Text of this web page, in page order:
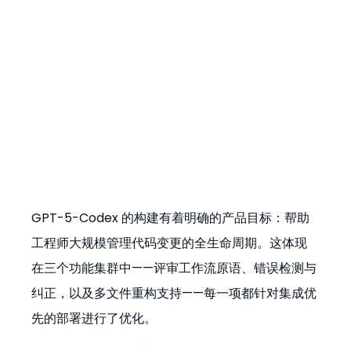
GPT-5-Codex 的构建有着明确的产品目标：帮助
工程师大规模管理代码变更的全生命周期。这体现
在三个功能集群中——评审工作流原语、错误检测与
纠正，以及多文件重构支持——每一项都针对集成优
先的部署进行了优化。